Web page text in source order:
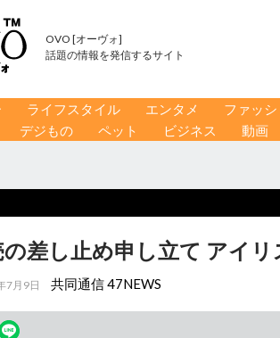
OVO [オーヴォ]
話題の情報を発信するサイト
ライフスタイル エンタメ ファッシ
デジもの ペット ビジネス 動画
差し止め申し立て アイ
7月9日 共同通信 47NEWS